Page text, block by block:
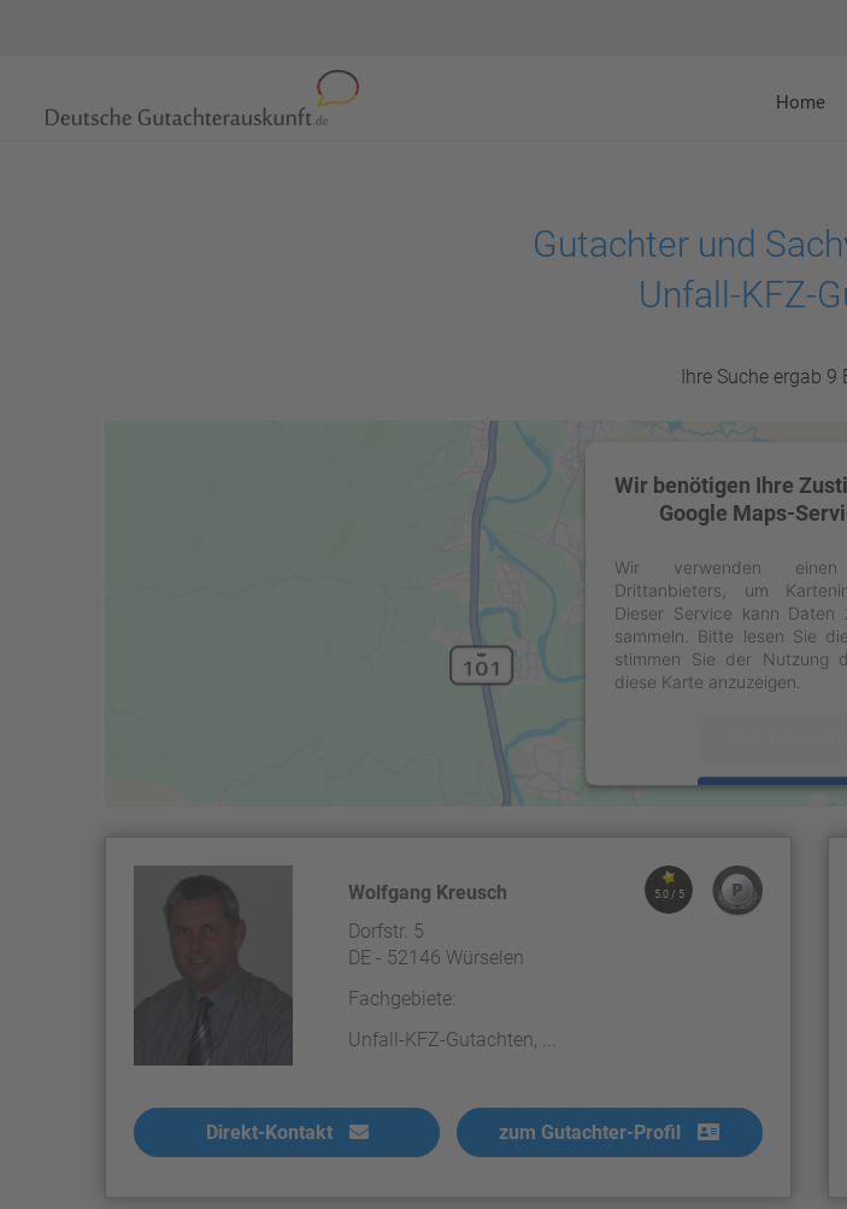
Home
Gutachter und
Unfall-KFZ-
Ihre Suche ergab 9
Wir benötigen Ihre
Google Maps-
Wir verwenden
Drittanbieters, um
Dieser Service kann Daten
sammeln. Bitte lesen Sie
stimmen Sie der Nutzung
diese Karte anzuzeigen.
Platform
5.0 / 5
Wolfgang Kreusch
Dorfstr. 5
DE - 52146 Würselen
Fachgebiete:
Unfall-KFZ-Gutachten, ...
Direkt-Kontakt zum Gutachter-Profil